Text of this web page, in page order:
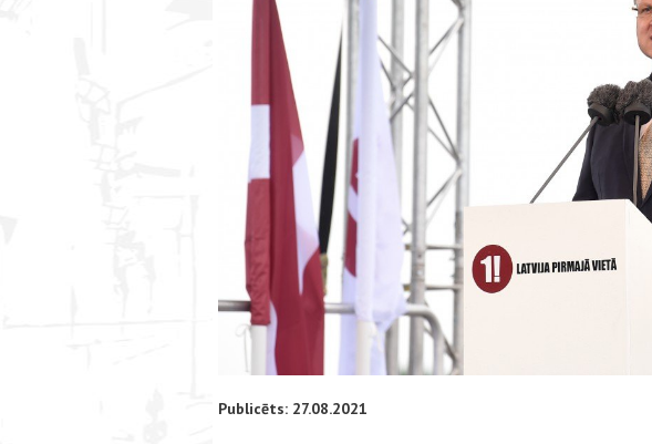
Publicēts: 27.08.2021